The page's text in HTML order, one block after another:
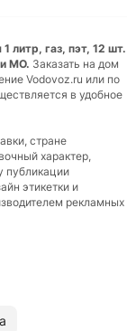
литр, газ, пэт, 12 шт.
и МО. Заказать на дом
Vodovoz.ru или по
в удобное
стране
характер,
публикации
этикетки и
рекламных